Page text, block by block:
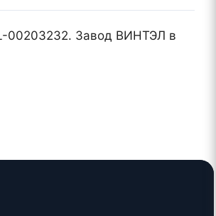
00203232. Завод ВИНТЭЛ в